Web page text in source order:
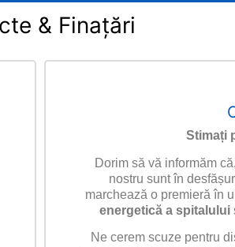
& Finațări
Stimați
Dorim să vă informăm
nostru sunt în
marchează o premieră în
energetică a spitalului
Ne cerem scuze pentru